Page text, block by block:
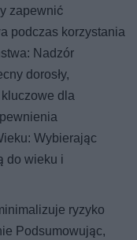
zapewnić
podczas korzystania
Nadzór
dorosły,
dla
Wybierając
do wieku i
ryzyko
Podsumowując,